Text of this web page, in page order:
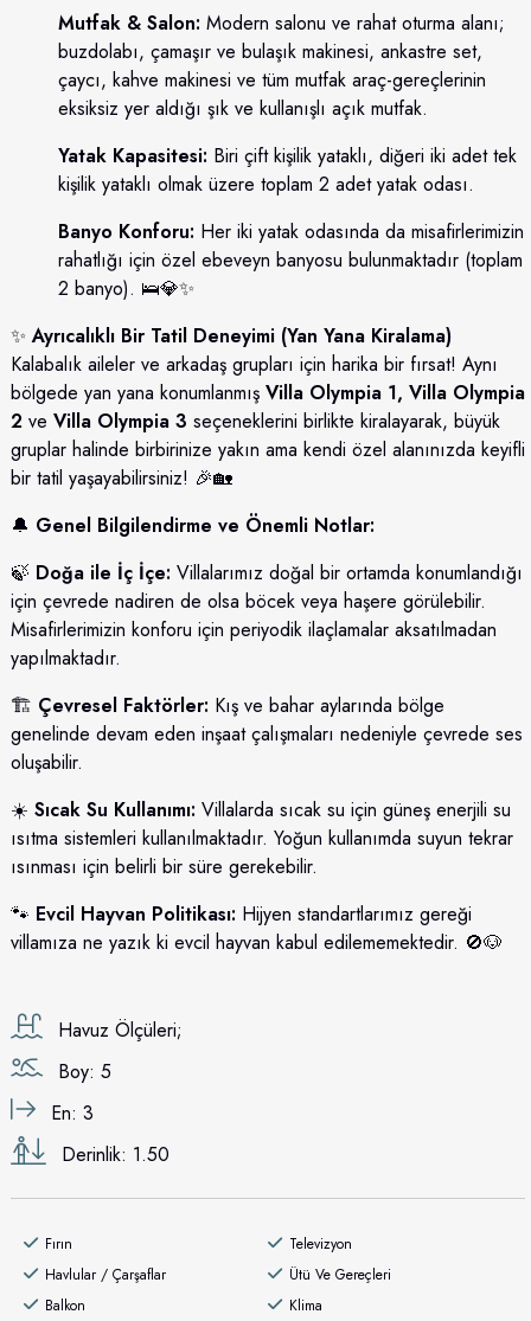
Mutfak & Salon: Modern salonu ve rahat oturma alanı;
buzdolabı, çamaşır ve bulaşık makinesi, ankastre set,
çaycı, kahve makinesi ve tüm mutfak araç-gereçlerinin
eksiksiz yer aldığı şık ve kullanışlı açık mutfak.
Yatak Kapasitesi: Biri çift kişilik yataklı, diğeri iki adet tek
kişilik yataklı olmak üzere toplam 2 adet yatak odası.
Banyo Konforu: Her iki yatak odasında da misafirlerimizin
rahatlığı için özel ebeveyn banyosu bulunmaktadır (toplam
2 banyo). 🛌💎✨
✨Ayrıcalıklı Bir Tatil Deneyimi (Yan Yana Kiralama)
Kalabalık aileler ve arkadaş grupları için harika bir fırsat! Aynı
bölgede yan yana konumlanmış Villa Olympia 1, Villa Olympia
2ve Villa Olympia 3 seçeneklerini birlikte kiralayarak, büyük
gruplar halinde birbirinize yakın ama kendi özel alanınızda keyifli
bir tatil yaşayabilirsiniz! 🎉🏡
🔔 Genel Bilgilendirme ve Önemli Notlar:
🍃 Doğa ile İç İçe: Villalarımız doğal bir ortamda konumlandığı
için çevrede nadiren de olsa böcek veya haşere görülebilir.
Misafirlerimizin konforu için periyodik ilaçlamalar aksatılmadan
yapılmaktadır.
🏗️ Çevresel Faktörler: Kış ve bahar aylarında bölge
genelinde devam eden inşaat çalışmaları nedeniyle çevrede ses
oluşabilir.
☀️ Sıcak Su Kullanımı: Villalarda sıcak su için güneş enerjili su
ısıtma sistemleri kullanılmaktadır. Yoğun kullanımda suyun tekrar
ısınması için belirli bir süre gerekebilir.
🐾 Evcil Hayvan Politikası: Hijyen standartlarımız gereği
villamıza ne yazık ki evcil hayvan kabul edilememektedir. 🚫🐶
Havuz Ölçüleri;
Boy: 5
En: 3
Derinlik: 1.50
Fırın
Televizyon
Havlular / Çarşaflar
Ütü Ve Gereçleri
Balkon
Klima